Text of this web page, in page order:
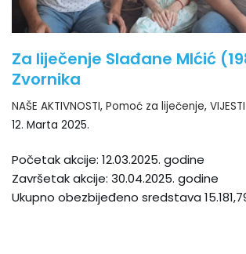
Za liječenje Slađane MIćić
Zvornika
NAŠE AKTIVNOSTI, Pomoć za liječenje, VIJESTI
12. Marta 2025.
Početak akcije: 12.03.2025. godine
Završetak akcije: 30.04.2025. godine
Ukupno obezbijeđeno sredstava